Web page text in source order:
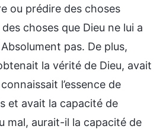
ou prédire des choses
choses que Dieu ne lui a
pas. De plus,
la vérité de Dieu, avait
l’essence de
et avait la capacité de
mal, aurait-il la capacité de